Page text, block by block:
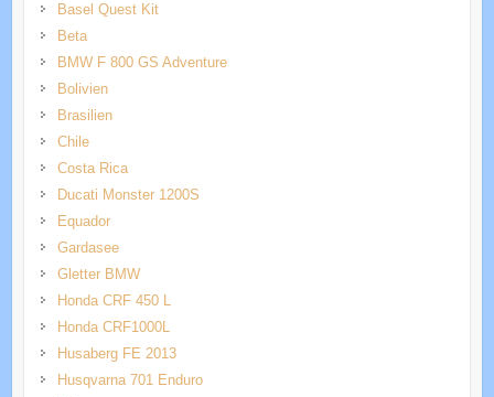
Basel Quest Kit
Beta
BMW F 800 GS Adventure
Bolivien
Brasilien
Chile
Costa Rica
Ducati Monster 1200S
Equador
Gardasee
Gletter BMW
Honda CRF 450 L
Honda CRF1000L
Husaberg FE 2013
Husqvarna 701 Enduro